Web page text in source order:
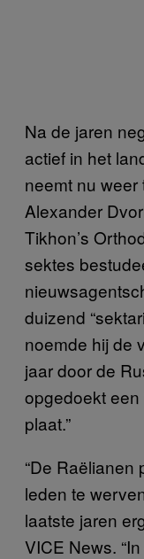
Na de jaren
actief in het
neemt nu
Alexander
Tikhon’s
sektes
duizend
noemde hij de
jaar door de
opgedoekt een
plaat.”
“De Raëlianen
leden te
laatste jaren
VICE News.